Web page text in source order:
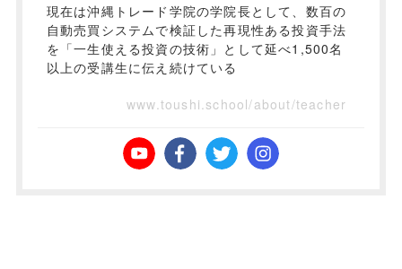
現在は沖縄トレード学院の学院長として、数百の
自動売買システムで検証した再現性ある投資手法
を「一生使える投資の技術」として延べ1,500名
以上の受講生に伝え続けている
www.toushi.school/about/teacher